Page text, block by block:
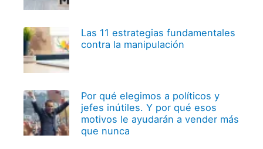
Las 11 estrategias fundamentales
contra la manipulación
Por qué elegimos a políticos y
jefes inútiles. Y por qué esos
motivos le ayudarán a vender más
que nunca